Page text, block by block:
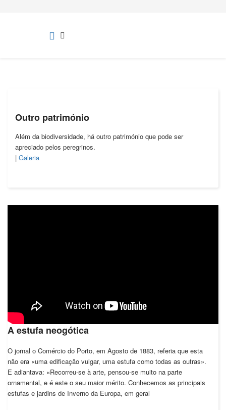
Outro património
Além da biodiversidade, há outro património que pode ser
apreciado pelos peregrinos.
| Galeria
A estufa neogótica
O jornal o Comércio do Porto, em Agosto de 1883, referia que esta
não era «uma edificação vulgar, uma estufa como todas as outras».
E adiantava: «Recorreu-se à arte, pensou-se muito na parte
ornamental, e é este o seu maior mérito. Conhecemos as principais
estufas e jardins de Inverno da Europa, em geral